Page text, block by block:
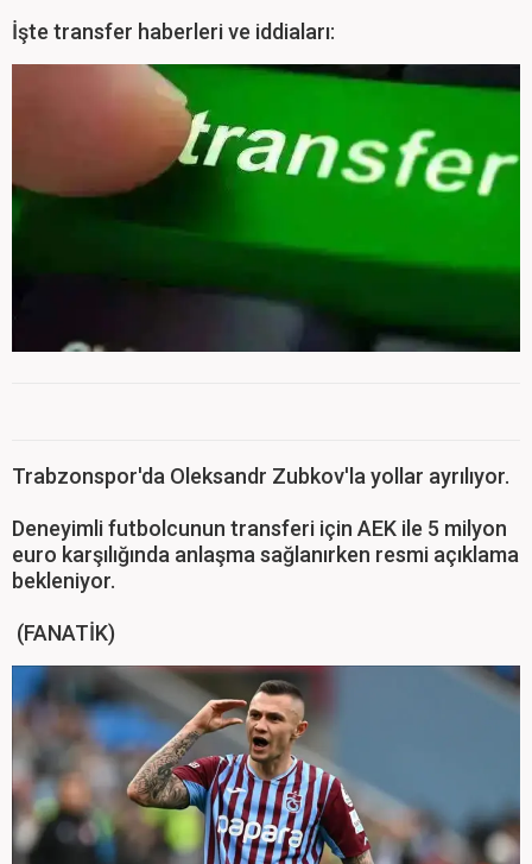
İşte transfer haberleri ve iddiaları:
Trabzonspor'da Oleksandr Zubkov'la yollar ayrılıyor.
Deneyimli futbolcunun transferi için AEK ile 5 milyon
euro karşılığında anlaşma sağlanırken resmi açıklama
bekleniyor.
(FANATİK)